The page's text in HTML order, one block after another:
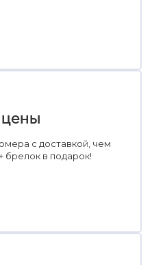
с доставкой, чем
брелок в подарок!